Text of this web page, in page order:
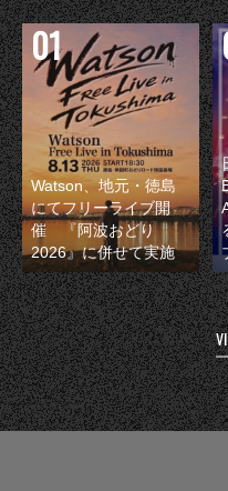
Watson、地元・徳島
にてフリーライブ開
催 『阿波おどり
2026』に併せて実施